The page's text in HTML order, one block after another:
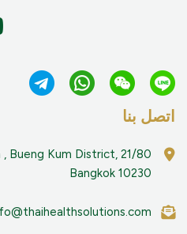
اتصل بنا
, Bueng Kum District,
Bangkok 10230